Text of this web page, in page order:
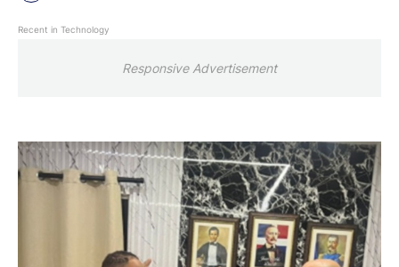
Recent in Technology
Responsive Advertisement